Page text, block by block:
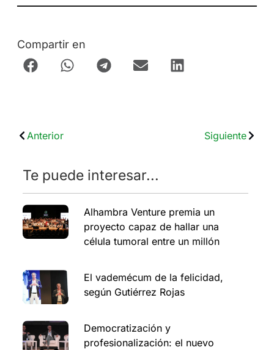
Compartir en
Anterior Siguiente
Te puede interesar...
Alhambra Venture premia un
proyecto capaz de hallar una
célula tumoral entre un millón
El vademécum de la felicidad,
según Gutiérrez Rojas
Democratización y
profesionalización: el nuevo